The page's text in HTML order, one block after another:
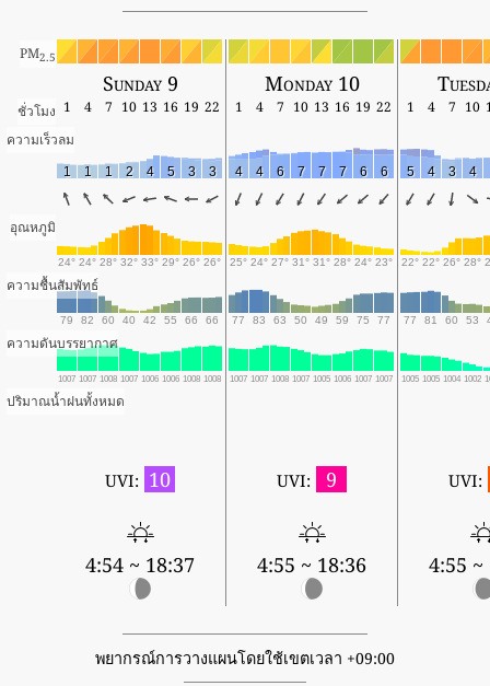
PM2.5
Sunday 9 Monday 10
ชั่วโมง 1 4 7 10 13 16 19 22 1 4 7 10 13 16 19 22 1 4 7 10
ความเร็วลม
1 1 1 2 4 5 3 3 4 4 6 7 7 7 6 6 5 4 3 4
อุณหภูมิ
24° 24° 28° 32° 33° 29° 26° 26° 25° 24° 27° 31° 31° 28° 24° 23° 22° 22° 26° 28°
ความชื้นสัมพัทธ์
79 82 60 40 42 55 66 66 77 83 63 50 49 59 75 77 77 81 60 53
ความดันบรรยากาศ
1007 1007 1008 1007 1006 1006 1008 1008 1007 1007 1008 1007 1005 1006 1007 1007 1005 1005 1004 1002
ปริมาณน้ำฝนทั้งหมด
UVI: 10
4:54 ~ 18:37
UVI: 9
4:55 ~ 18:36
UVI:
4:55 ~
พยากรณ์การวางแผนโดยใช้เขตเวลา +09:00